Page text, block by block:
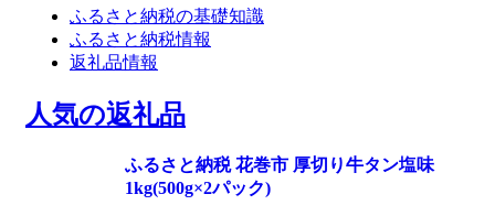
ふるさと納税の基礎知識
ふるさと納税情報
返礼品情報
人気の返礼品
ふるさと納税 花巻市 厚切り牛タン塩味
1kg(500g×2パック)